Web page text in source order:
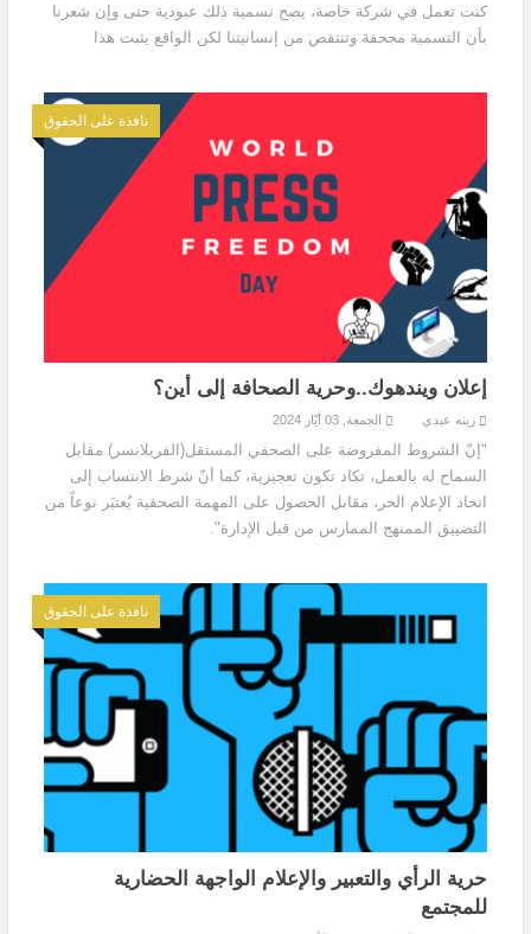
كنت تعمل في شركة خاصة، يصح تسمية ذلك عبودية حتى وإن شعرنا
بأن التسمية مجحفة وتنتقص من إنسانيتنا لكن الواقع يثبت هذا
نافذة على الحقوق
إعلان ويندهوك..وحرية الصحافة إلى أين؟
زينه عبدي الجمعة, 03 أيّار 2024
"إنّ الشروط المفروضة على الصحفي المستقل(الفريلانسر) مقابل
السماح له بالعمل، تكاد تكون تعجيزية، كما أنّ شرط الانتساب إلى
اتحاد الإعلام الحر، مقابل الحصول على المهمة الصحفية يُعتبَر نوعاً من
التضييق الممنهج الممارس من قبل الإدارة".
نافذة على الحقوق
حرية الرأي والتعبير والإعلام الواجهة الحضارية
للمجتمع